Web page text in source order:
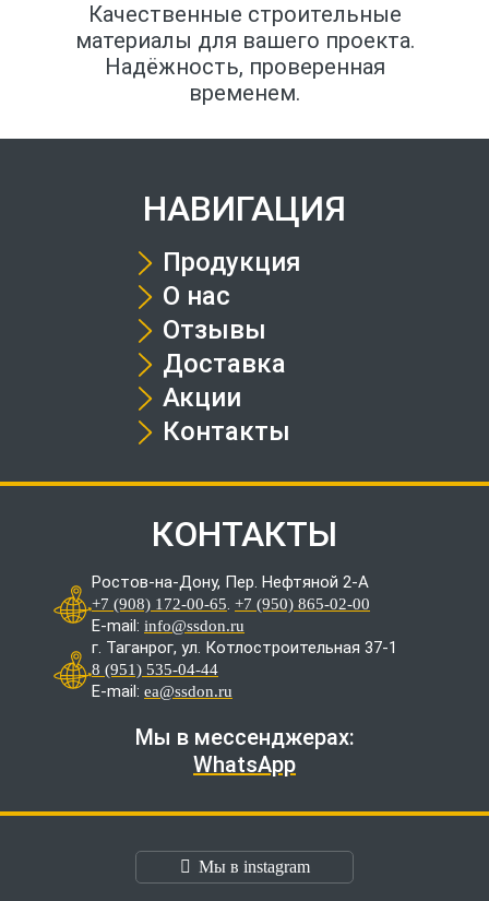
Качественные строительные
материалы для вашего проекта.
Надёжность, проверенная
временем.
НАВИГАЦИЯ
Продукция
О нас
Отзывы
Доставка
Акции
Контакты
КОНТАКТЫ
Ростов-на-Дону, Пер. Нефтяной 2-А
+7 (908) 172-00-65. +7 (950) 865-02-00
E-mail: info@ssdon.ru
г. Таганрог, ул. Котлостроительная 37-1
8 (951) 535-04-44
E-mail: ea@ssdon.ru
Мы в мессенджерах:
WhatsApp
Мы в instagram